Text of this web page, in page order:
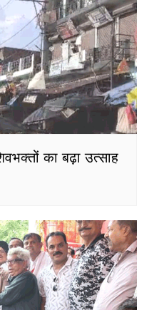
का बढ़ा उत्साह